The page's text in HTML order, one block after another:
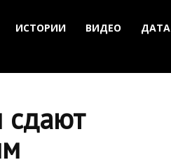
ИСТОРИИ ВИДЕО ДАТА
сдают